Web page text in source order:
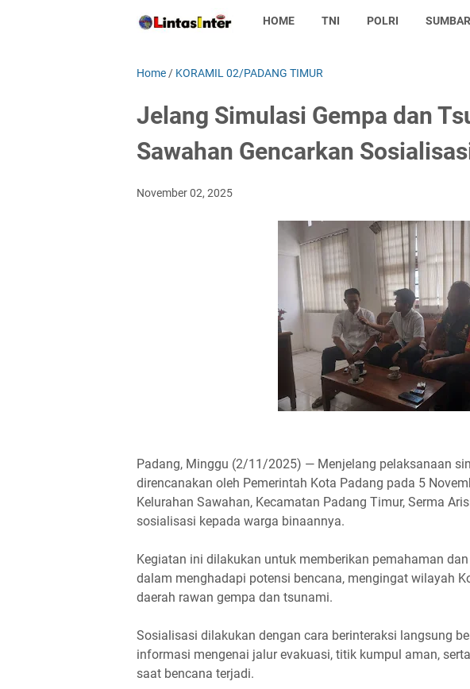
HOME TNI POLRI SUMBAR
Home / KORAMIL 02/PADANG TIMUR
Jelang Simulasi Gempa dan
Sawahan Gencarkan
November 02, 2025
Padang, Minggu (2/11/2025) — Menjelang pelaksanaan
direncanakan oleh Pemerintah Kota Padang pada 5
Kelurahan Sawahan, Kecamatan Padang Timur, Serma
sosialisasi kepada warga binaannya.
Kegiatan ini dilakukan untuk memberikan pemahaman
dalam menghadapi potensi bencana, mengingat wilayah
daerah rawan gempa dan tsunami.
Sosialisasi dilakukan dengan cara berinteraksi langsung
informasi mengenai jalur evakuasi, titik kumpul aman,
saat bencana terjadi.